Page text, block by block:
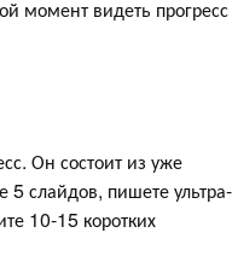
момент видеть прогресс
Он состоит из уже
слайдов, пишете ультра-
10-15 коротких